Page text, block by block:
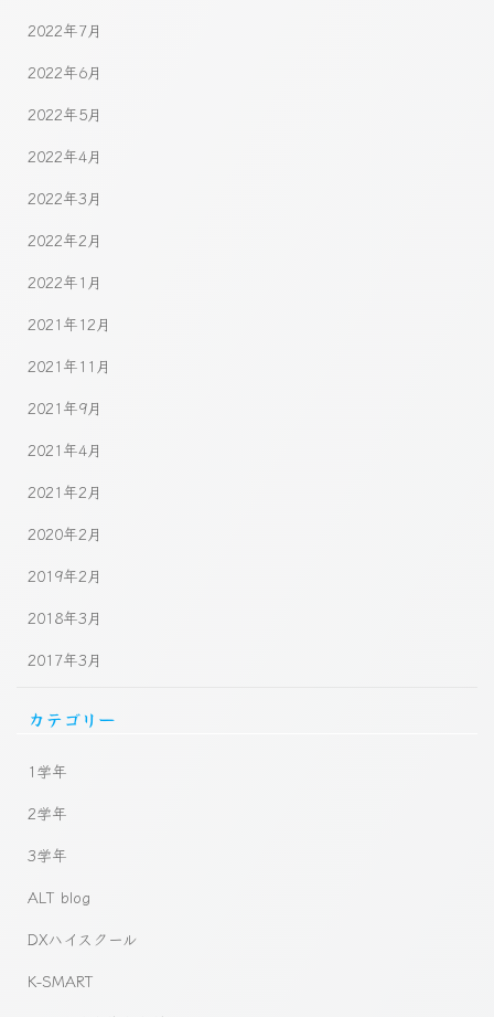
2022年7月
2022年6月
2022年5月
2022年4月
2022年3月
2022年2月
2022年1月
2021年12月
2021年11月
2021年9月
2021年4月
2021年2月
2020年2月
2019年2月
2018年3月
2017年3月
カテゴリー
1学年
2学年
3学年
ALT blog
DXハイスクール
K-SMART